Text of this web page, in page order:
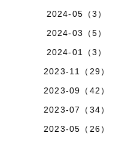
2024-05（3）
2024-03（5）
2024-01（3）
2023-11（29）
2023-09（42）
2023-07（34）
2023-05（26）